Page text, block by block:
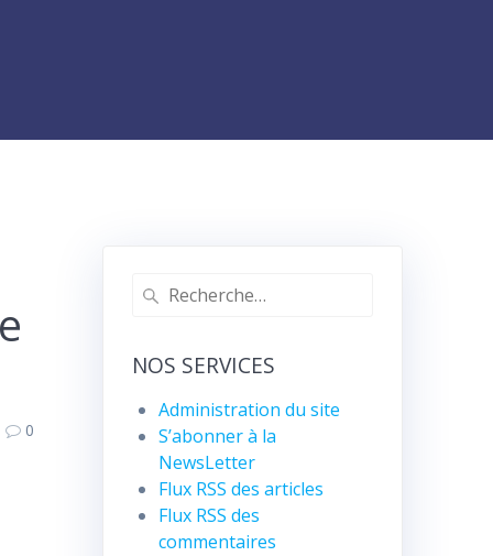
0
Recherche
NOS SERVICES
Administration du site
S’abonner à la
NewsLetter
Flux RSS des articles
Flux RSS des
commentaires